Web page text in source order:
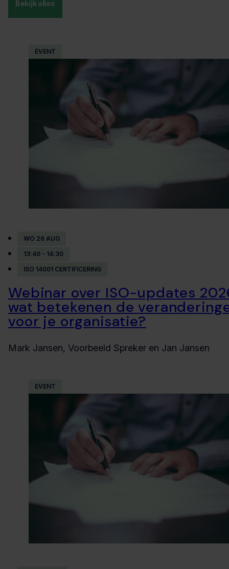
Bekijk alles
EVENT
WO 26 AUG
13:40 - 14:30
ISO 14001 CERTIFICERING
Webinar over ISO-updates
wat betekenen de
voor je organisatie?
Mark Jansen, Voorbeeld Spreker en Jan Jansen
EVENT